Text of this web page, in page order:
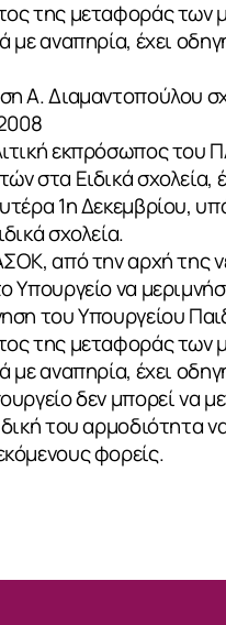
της μεταφοράς των
με αναπηρία, έχει
Α. Διαμαντοπούλου
εκπρόσωπος του
στα Ειδικά
1η Δεκεμβρίου,
σχολεία.
από την αρχή της
Υπουργείο να
του Υπουργείου
της μεταφοράς των
με αναπηρία, έχει
δεν μπορεί να
δική του αρμοδιότητα
φορείς.